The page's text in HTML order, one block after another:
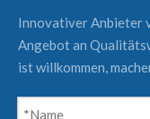
Innovativer Anbieter
Angebot an
ist willkommen,